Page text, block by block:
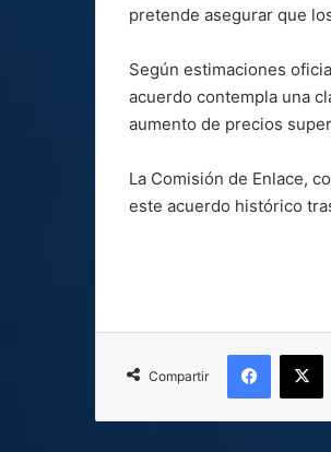
pretende asegurar que
Según estimaciones
acuerdo contempla una
aumento de precios
La Comisión de Enlace,
este acuerdo histórico
Compartir
X